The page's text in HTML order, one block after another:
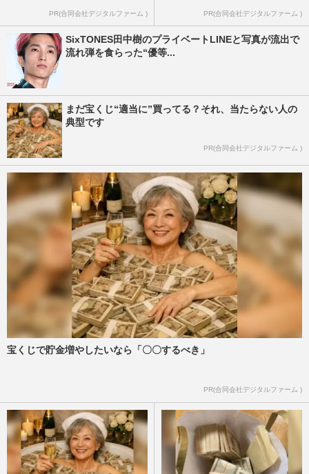
PR(合同会社デジタルファーム ) PR(合同会社デジタルファーム )
SixTONES田中樹のプライベートLINEと写真が流出で
流れ弾を食らった“優等...
まだ宝くじ“適当に”買ってる？それ、当たらない人の
典型です
PR(合同会社デジタルファーム )
宝くじで貯金増やしたいなら「〇〇するべき」
PR(合同会社デジタルファーム )